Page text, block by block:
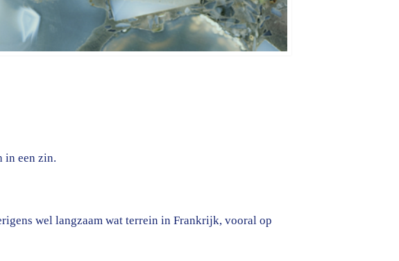
in een zin.
wel langzaam wat terrein in Frankrijk, vooral op